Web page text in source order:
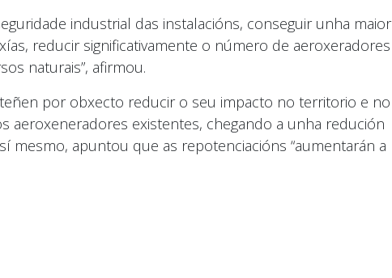
industrial das instalacións, conseguir unha maior
reducir significativamente o número de aeroxeradores
naturais”, afirmou.
por obxecto reducir o seu impacto no territorio e no
existentes, chegando a unha redución
apuntou que as repotenciacións “aumentarán a